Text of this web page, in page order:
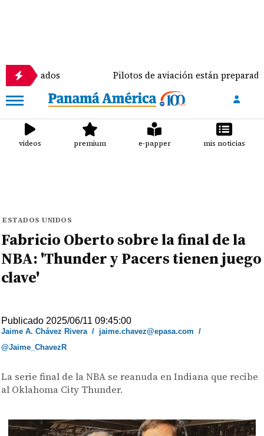
Pilotos de aviación están preparados para
videos premium e-papper mis noticias
ESTADOS UNIDOS
Fabricio Oberto sobre la final de la
NBA: 'Thunder y Pacers tienen juego
clave'
Publicado 2025/06/11 09:45:00
Jaime A. Chávez Rivera/ jaime.chavez@epasa.com /
@Jaime_ChavezR
La serie final de la NBA se reanuda en Indiana que recibe
al Oklahoma City Thunder.